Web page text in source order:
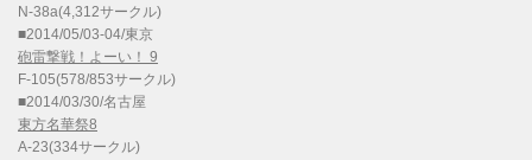
N-38a(4,312サークル)
■2014/05/03-04/東京
砲雷撃戦！よーい！ 9
F-105(578/853サークル)
■2014/03/30/名古屋
東方名華祭8
A-23(334サークル)